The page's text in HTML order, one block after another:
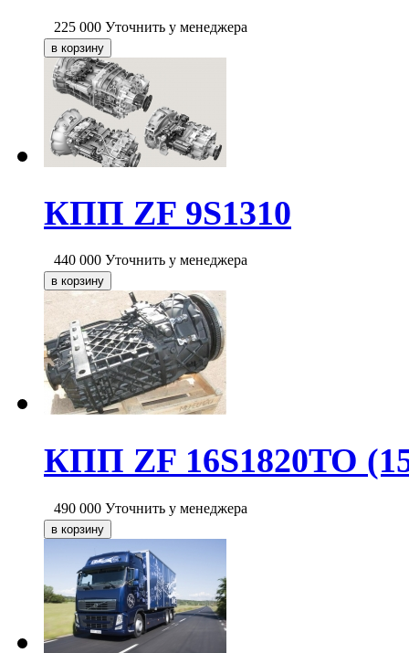
225 000 Уточнить у менеджера
КПП ZF 9S1310
440 000 Уточнить у менеджера
КПП ZF 16S1820ТО
490 000 Уточнить у менеджера